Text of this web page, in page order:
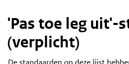
'Pas toe leg uit'-
(verplicht)